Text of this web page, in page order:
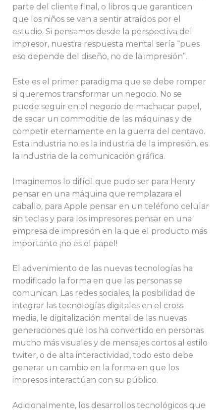
parte del cliente final, o libros que garanticen
que los niños se van a sentir atraídos por el
estudio. Si pensamos desde la perspectiva del
impresor, nuestra respuesta mental sería “pues
eso depende del diseño, no de la impresión”.
Este es el primer paradigma que se debe romper
si queremos transformar un negocio. No se
puede seguir en el negocio de machacar papel,
de sacar un commoditie de las máquinas y de
competir eternamente en la guerra del centavo.
Esta industria no es la industria de la impresión, es
la industria de la comunicación gráfica.
Imaginemos lo difícil que pudo ser para Henry
pensar en una máquina que remplazara el
caballo, para Apple pensar en un teléfono celular
sin teclas y para los impresores pensar en una
empresa de impresión en la que el producto más
importante ¡no es el papel!
El advenimiento de las nuevas tecnologías ha
modificado la forma en que las personas se
comunican. Las redes sociales, la posibilidad de
integrar las tecnologías digitales en el cross
media, le digitalización mental de las nuevas
generaciones que los ha convertido en personas
mucho más visuales y de mensajes cortos al estilo
twiter, o de alta interactividad, todo esto debe
generar un cambio en la forma en que los
impresos interactúan con su público.
Adicionalmente, los desarrollos tecnológicos que